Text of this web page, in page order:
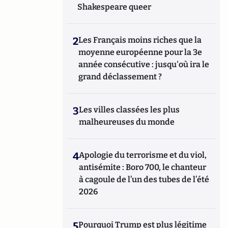
Shakespeare queer
2Les Français moins riches que la
moyenne européenne pour la 3e
année consécutive : jusqu'où ira le
grand déclassement ?
3Les villes classées les plus
malheureuses du monde
4Apologie du terrorisme et du viol,
antisémite : Boro 700, le chanteur
à cagoule de l’un des tubes de l’été
2026
Pourquoi Trump est plus légitime